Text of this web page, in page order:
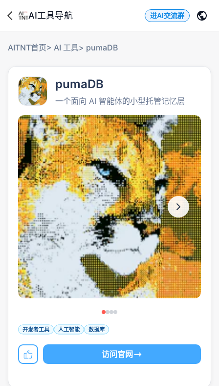
AI工具导航 进AI交流群
AITNT首页> AI 工具> pumaDB
pumaDB
一个面向 AI 智能体的小型托管记忆层
开发者工具 人工智能 数据库
访问官网